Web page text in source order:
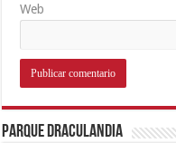
Web
Parque Draculandia